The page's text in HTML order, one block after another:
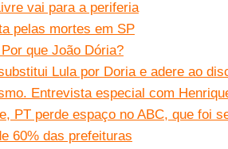
vai para a periferia
pelas mortes em SP
que João Dória?
Lula por Doria e adere ao
Entrevista especial com
PT perde espaço no ABC, que foi
60% das prefeituras